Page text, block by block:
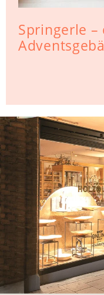
und bin mit
Springerle